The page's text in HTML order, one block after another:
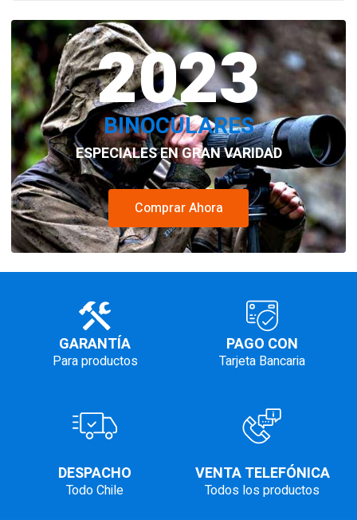
2023
BINOCULARES
ESPECIALES EN GRAN VARIDAD
Comprar Ahora
GARANTÍA
Para productos
PAGO CON
Tarjeta Bancaria
DESPACHO
Todo Chile
VENTA TELEFÓNICA
Todos los productos